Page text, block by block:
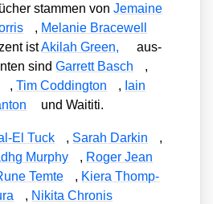
stam­men vonJemaine
, Mela­nie Brace­well
istAki­lah Green,
aus­
sindGar­rett Basch
,
,Tim Cod­ding­ton , Iain
und Wai­ti­ti.
El Tuck , Sarah Dar­kin
,
Mur­phy , Roger Jean
Tem­te , Kie­ra Thomp­
, Niki­ta Chro­nis